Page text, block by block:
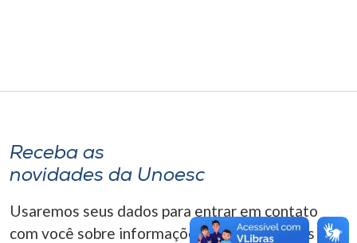
Receba as
novidades da Unoesc
Usaremos seus dados para entrar em contato
com você sobre informações correlacionadas que